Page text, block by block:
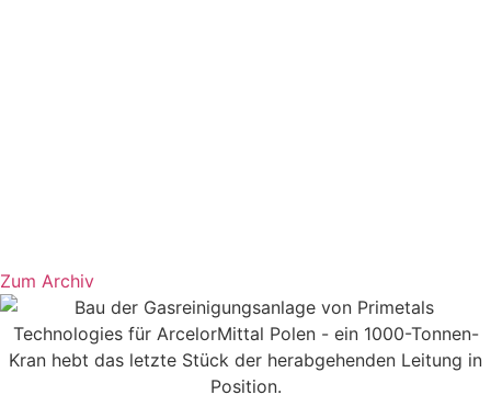
Zum Archiv